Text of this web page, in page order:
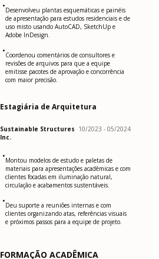
•Desenvolveu plantas esquemáticas e painéis
de apresentação para estudos residenciais e de
uso misto usando AutoCAD, SketchUp e
Adobe InDesign.
•Coordenou comentários de consultores e
revisões de arquivos para que a equipe
emitisse pacotes de aprovação e concorrência
com maior precisão.
Estagiária de Arquitetura
Sustainable Structures
Inc.
10/2023 - 05/2024
•Montou modelos de estudo e paletas de
materiais para apresentações acadêmicas e com
clientes focadas em iluminação natural,
circulação e acabamentos sustentáveis.
•Deu suporte a reuniões internas e com
clientes organizando atas, referências visuais
e próximos passos para a equipe de projeto.
FORMAÇÃO ACADÊMICA